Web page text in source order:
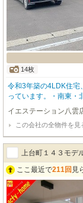
14枚
令和3年築の4LDK住宅
っています。・南東・
（車種による）。・
3kwを設置したオール
上部には吹き抜けがあ
ースペース、ウォーク
番号12671】とお伝え
イエステーション八雲
この会社の全物件を見
上台町１４３モデ
ここ最近で211回 見